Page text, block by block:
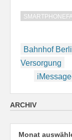
Bahnhof
Versorgung
ARCHIV
Archiv